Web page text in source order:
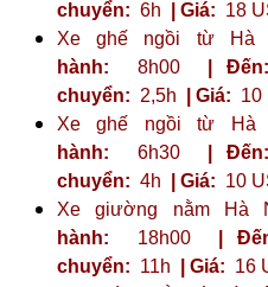
chuyển: 6h | Giá: 18
Xe ghế ngồi từ Hà
hành: 8h00 |
chuyển: 2,5h | Giá: 10
Xe ghế ngồi từ Hà
hành: 6h30 |
chuyển: 4h | Giá: 10
Xe giường nằm Hà
hành: 18h00 |
chuyển: 11h | Giá: 16